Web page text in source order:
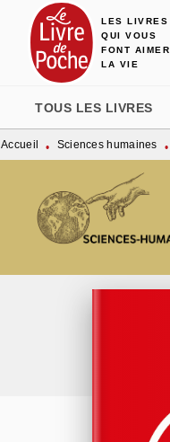
MENU RECHERCHE
LES LIVRES
QUI VOUS
FONT AIMER
LA VIE
TOUS LES LIVRES
Accueil • Sciences humaines •